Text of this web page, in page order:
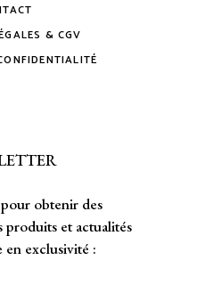
& CGV
obtenir des
et actualités
en exclusivité :